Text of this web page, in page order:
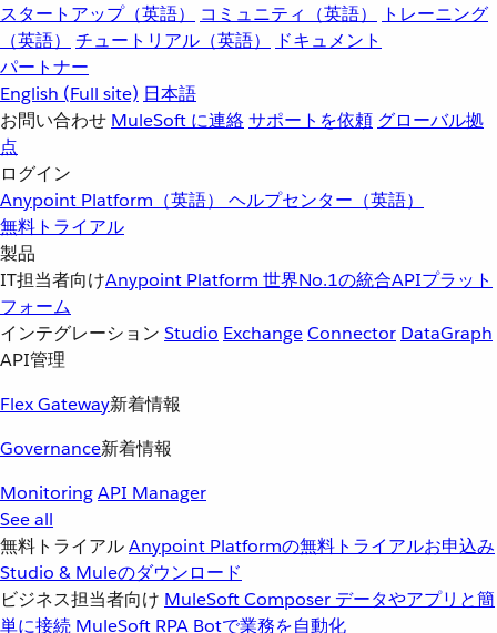
スタートアップ（英語）
コミュニティ（英語）
トレーニング
（英語）
チュートリアル（英語）
ドキュメント
パートナー
English (Full site) 日本語
お問い合わせ MuleSoft に連絡サポートを依頼 グローバル拠
点
ログイン
Anypoint Platform（英語） ヘルプセンター（英語）
無料トライアル
製品
IT担当者向けAnypoint Platform 世界No.1の統合APIプラット
フォーム
インテグレーション Studio ExchangeConnector DataGraph
API管理
Flex Gateway新着情報
Governance新着情報
MonitoringAPI Manager
See all
無料トライアルAnypoint Platformの無料トライアルお申込み
Studio & Muleのダウンロード
ビジネス担当者向け MuleSoft Composer データやアプリと簡
単に接続 MuleSoft RPA Botで業務を自動化